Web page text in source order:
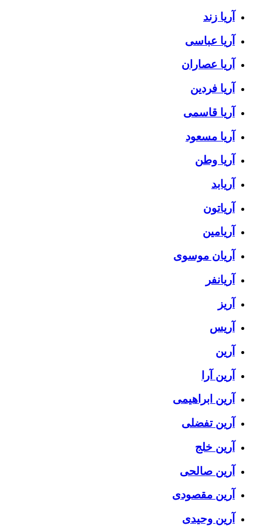
آریا زند
آریا عباسی
آریا عصاران
آریا فردین
آریا قاسمی
آریا مسعود
آریا وطن
آریابد
آریاتون
آریامین
آریان موسوی
آریانفر
آریز
آریس
آرین
آرین آرا
آرین ابراهیمی
آرین تفضلی
آرین خلج
آرین صالحی
آرین مقصودی
آرین وحیدی